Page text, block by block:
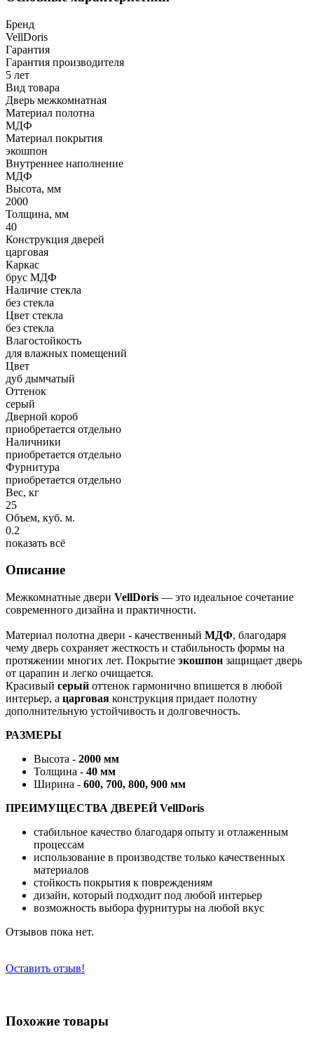
Бренд
VellDoris
Гарантия
Гарантия производителя
5 лет
Вид товара
Дверь межкомнатная
Материал полотна
МДФ
Материал покрытия
экошпон
Внутреннее наполнение
МДФ
Высота, мм
2000
Толщина, мм
40
Конструкция дверей
царговая
Каркас
брус МДФ
Наличие стекла
без стекла
Цвет стекла
без стекла
Влагостойкость
для влажных помещений
Цвет
дуб дымчатый
Оттенок
серый
Дверной короб
приобретается отдельно
Наличники
приобретается отдельно
Фурнитура
приобретается отдельно
Вес, кг
25
Объем, куб. м.
0.2
показать всё
Описание
Межкомнатные двери VellDoris — это идеальное сочетание
современного дизайна и практичности.
Материал полотна двери - качественный МДФ, благодаря
чему дверь сохраняет жесткость и стабильность формы на
протяжении многих лет. Покрытие экошпон защищает дверь
от царапин и легко очищается.
Красивый серый оттенок гармонично впишется в любой
интерьер, а царговая конструкция придает полотну
дополнительную устойчивость и долговечность.
РАЗМЕРЫ
Высота - 2000 мм
Толщина - 40 мм
Ширина - 600, 700, 800, 900 мм
ПРЕИМУЩЕСТВА ДВЕРЕЙ VellDoris
стабильное качество благодаря опыту и отлаженным
процессам
использование в производстве только качественных
материалов
стойкость покрытия к повреждениям
дизайн, который подходит под любой интерьер
возможность выбора фурнитуры на любой вкус
Отзывов пока нет.
Оставить отзыв!
Похожие товары